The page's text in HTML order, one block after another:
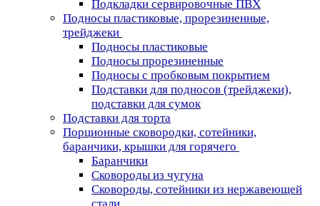
Подкладки сервировочные ПВХ
Подносы пластиковые, прорезиненные,
трейджеки
Подносы пластиковые
Подносы прорезиненные
Подносы с пробковым покрытием
Подставки для подносов (трейджеки),
подставки для сумок
Подставки для торта
Порционные сковородки, сотейники,
баранчики, крышки для горячего
Баранчики
Сковороды из чугуна
Сковороды, сотейники из нержавеющей